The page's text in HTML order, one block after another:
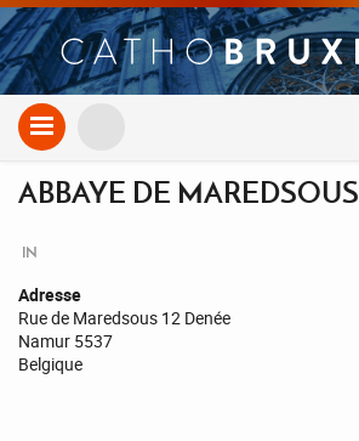
Aller
au
ABBAYE DE MAREDSOUS
IN
Adresse
Rue de Maredsous 12 Denée
Namur 5537
Belgique